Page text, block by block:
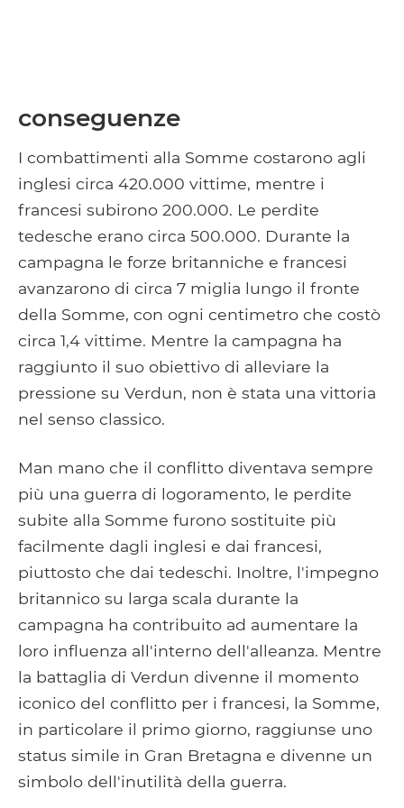
conseguenze
I combattimenti alla Somme costarono agli
inglesi circa 420.000 vittime, mentre i
francesi subirono 200.000. Le perdite
tedesche erano circa 500.000. Durante la
campagna le forze britanniche e francesi
avanzarono di circa 7 miglia lungo il fronte
della Somme, con ogni centimetro che costò
circa 1,4 vittime. Mentre la campagna ha
raggiunto il suo obiettivo di alleviare la
pressione su Verdun, non è stata una vittoria
nel senso classico.
Man mano che il conflitto diventava sempre
più una guerra di logoramento, le perdite
subite alla Somme furono sostituite più
facilmente dagli inglesi e dai francesi,
piuttosto che dai tedeschi. Inoltre, l'impegno
britannico su larga scala durante la
campagna ha contribuito ad aumentare la
loro influenza all'interno dell'alleanza. Mentre
la battaglia di Verdun divenne il momento
iconico del conflitto per i francesi, la Somme,
in particolare il primo giorno, raggiunse uno
status simile in Gran Bretagna e divenne un
simbolo dell'inutilità della guerra.